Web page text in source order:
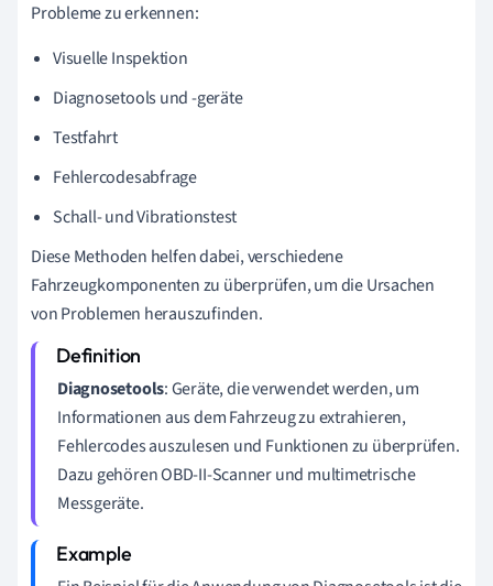
Probleme zu erkennen:
Visuelle Inspektion
Diagnosetools und -geräte
Testfahrt
Fehlercodesabfrage
Schall- und Vibrationstest
Diese Methoden helfen dabei, verschiedene
Fahrzeugkomponenten zu überprüfen, um die Ursachen
von Problemen herauszufinden.
Diagnosetools: Geräte, die verwendet werden, um
Informationen aus dem Fahrzeug zu extrahieren,
Fehlercodes auszulesen und Funktionen zu überprüfen.
Dazu gehören OBD-II-Scanner und multimetrische
Messgeräte.